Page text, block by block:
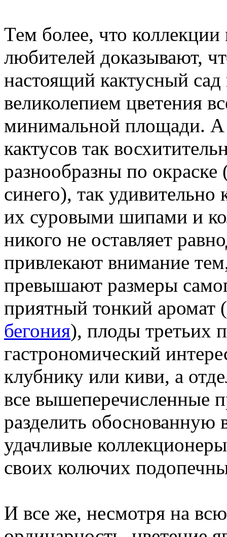
Тем более, что
любителей доказывают,
настоящий кактусный сад
великолепием цветения
минимальной площади. А
кактусов так
разнообразны по окраске
синего), так
их суровыми шипами и
никого не оставляет
привлекают внимание
превышают размеры
приятный тонкий
бегония), плоды третьих
гастрономический
клубнику или киви, а
все вышеперечисленные
разделить обоснованную
удачливые
своих колючих
И все же, несмотря на